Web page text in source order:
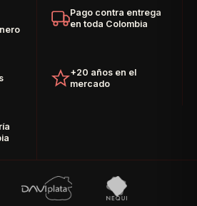
Pago contra entrega
en toda Colombia
+20 años en el
mercado